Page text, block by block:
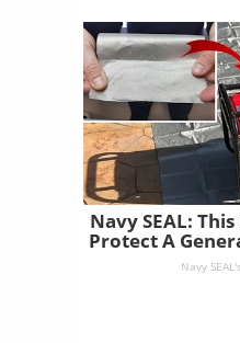
Navy SEAL:
Protect A
Navy